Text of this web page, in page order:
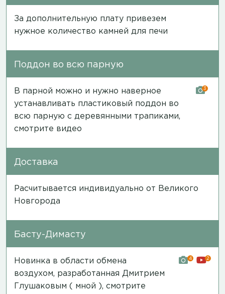
За дополнительную плату привезем
нужное количество камней для печи
Поддон во всю парную
В парной можно и нужно наверное
устанавливать пластиковый поддон во
всю парную с деревянными трапиками,
смотрите видео
3
Доставка
Расчитывается индивидуально от Великого
Новгорода
Басту-Димасту
Новинка в области обмена
воздухом, разработанная Дмитрием
Глушаковым ( мной ), смотрите
4 2